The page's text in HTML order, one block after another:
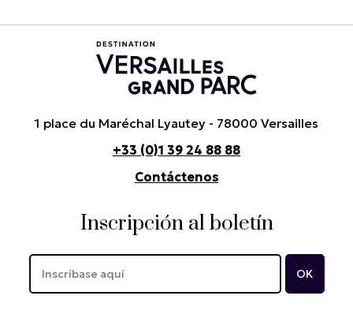
1 place du Maréchal Lyautey - 78000 Versailles
+33 (0)1 39 24 88 88
Contáctenos
Inscripción al boletín